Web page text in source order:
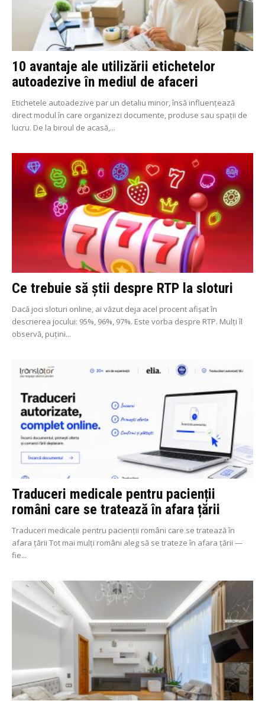
10 avantaje ale utilizării etichetelor
autoadezive în mediul de afaceri
Etichetele autoadezive par un detaliu minor, însă influențează
direct modul în care organizezi documente, produse sau spații de
lucru. De la biroul de acasă,...
Ce trebuie să știi despre RTP la sloturi
Dacă joci sloturi online, ai văzut deja acel procent afișat în
descrierea jocului: 95%, 96%, 97%. Este vorba despre RTP. Mulți îl
observă, puțini...
Traduceri medicale pentru pacienții
români care se tratează în afara țării
Traduceri medicale pentru pacienții români care se tratează în
afara țării Tot mai mulți români aleg să se trateze în afara țării —
fie...